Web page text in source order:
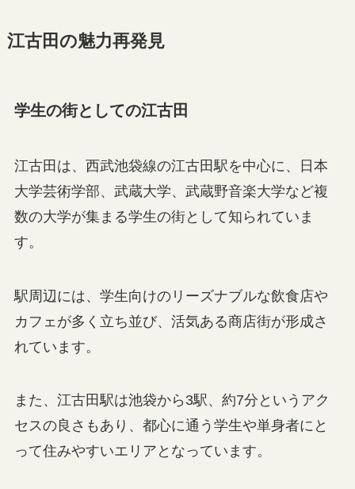
江古田の魅力再発見
学生の街としての江古田
江古田は、西武池袋線の江古田駅を中心に、日本
大学芸術学部、武蔵大学、武蔵野音楽大学など複
数の大学が集まる学生の街として知られていま
す。
駅周辺には、学生向けのリーズナブルな飲食店や
カフェが多く立ち並び、活気ある商店街が形成さ
れています。
また、江古田駅は池袋から3駅、約7分というアク
セスの良さもあり、都心に通う学生や単身者にと
って住みやすいエリアとなっています。